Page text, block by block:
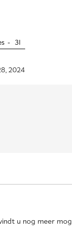
- 31
2024
u nog meer